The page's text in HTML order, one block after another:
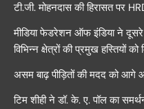
टी.जी. मोहनदास की हिरासत पर
मीडिया फेडरेशन ऑफ इंडिया ने
विभिन्न क्षेत्रों की प्रमुख हस्तियों को
असम बाढ़ पीड़ितों की मदद को
टिम शीही ने डॉ. के. ए. पॉल का